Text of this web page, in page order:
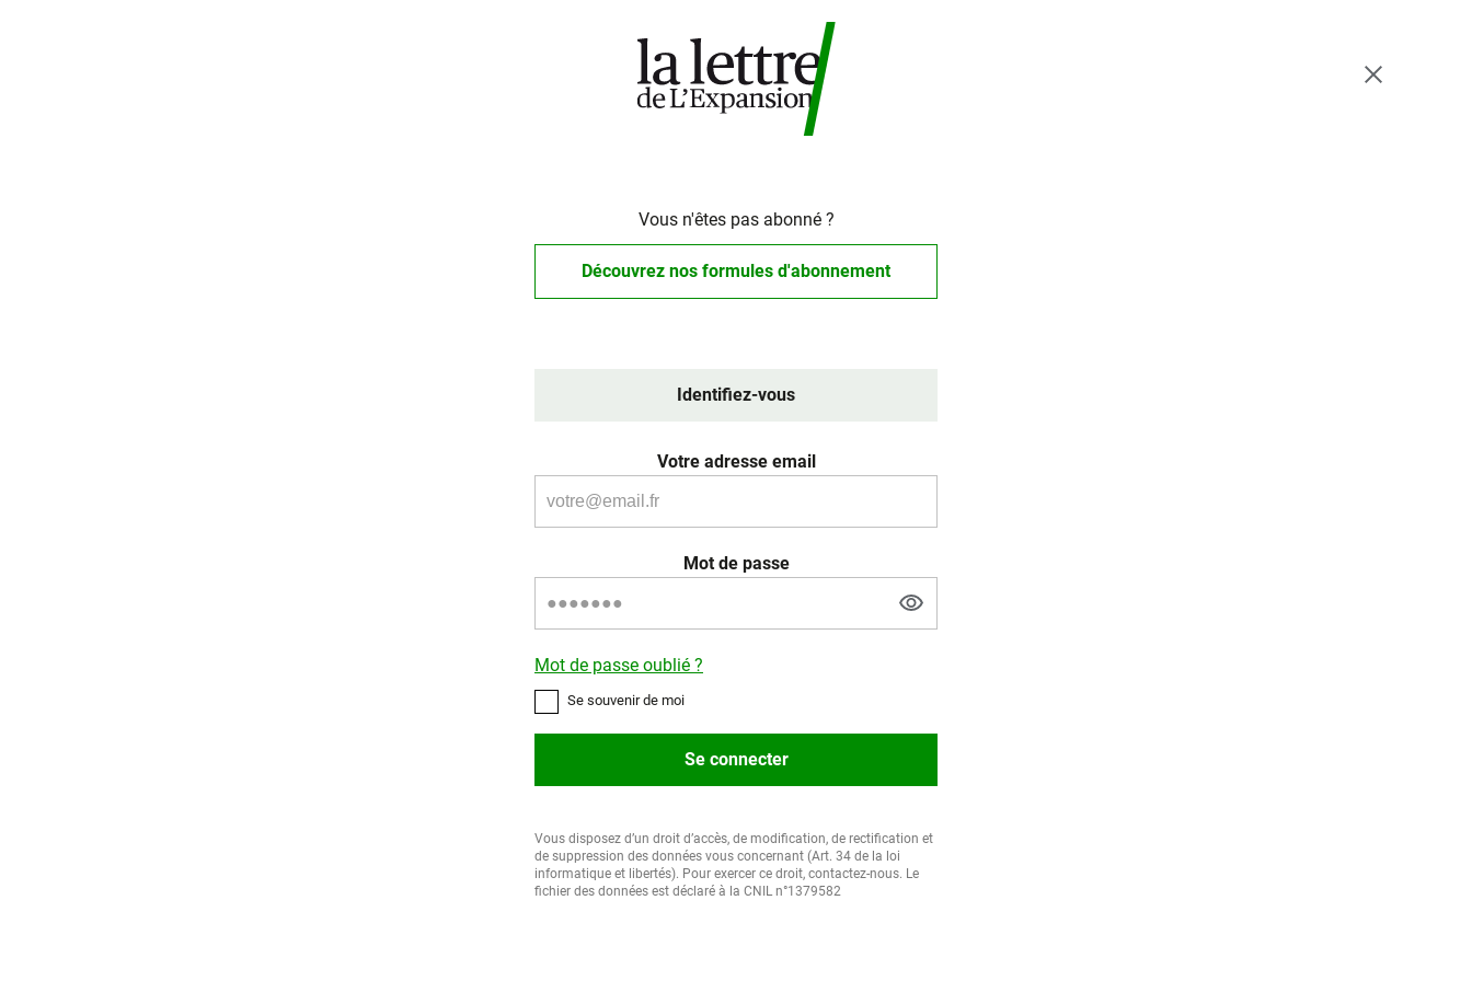
Vous n'êtes pas abonné ?
Découvrez nos formules d'abonnement
Identifiez-vous
Votre adresse email
Mot de passe
Mot de passe oublié ?
Se souvenir de moi
Se connecter
Vous disposez d’un droit d’accès, de modification, de rectification et
de suppression des données vous concernant (Art. 34 de la loi
informatique et libertés). Pour exercer ce droit, contactez-nous. Le
fichier des données est déclaré à la CNIL n°1379582